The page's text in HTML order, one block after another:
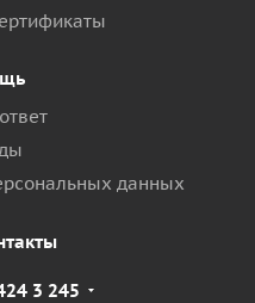
данных
3 245